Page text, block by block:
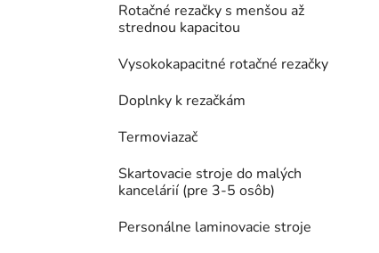
Rotačné rezačky s menšou až
strednou kapacitou
Vysokokapacitné rotačné rezačky
Doplnky k rezačkám
Termoviazač
Skartovacie stroje do malých
kancelárií (pre 3-5 osôb)
Personálne laminovacie stroje